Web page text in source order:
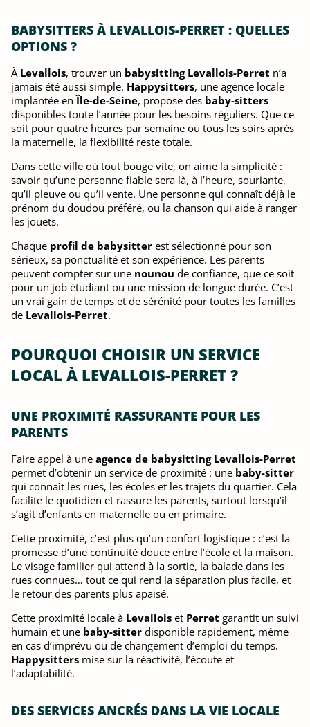
BABYSITTERS À LEVALLOIS-PERRET : QUELLES
OPTIONS ?
À Levallois, trouver un babysitting Levallois-Perret n’a
jamais été aussi simple. Happysitters, une agence locale
implantée enÎle-de-Seine, propose des baby-sitters
disponibles toute l’année pour les besoins réguliers. Que ce
soit pour quatre heures par semaine ou tous les soirs après
la maternelle, la flexibilité reste totale.
Dans cette ville où tout bouge vite, on aime la simplicité :
savoir qu’une personne fiable sera là, à l’heure, souriante,
qu’il pleuve ou qu’il vente. Une personne qui connaît déjà le
prénom du doudou préféré, ou la chanson qui aide à ranger
les jouets.
Chaque profil de babysitter est sélectionné pour son
sérieux, sa ponctualité et son expérience. Les parents
peuvent compter sur une nounou de confiance, que ce soit
pour un job étudiant ou une mission de longue durée. C’est
un vrai gain de temps et de sérénité pour toutes les familles
de Levallois-Perret.
POURQUOI CHOISIR UN SERVICE
LOCAL À LEVALLOIS-PERRET ?
UNE PROXIMITÉ RASSURANTE POUR LES
PARENTS
Faire appel à une agence de babysitting Levallois-Perret
permet d’obtenir un service de proximité : une baby-sitter
qui connaît les rues, les écoles et les trajets du quartier. Cela
facilite le quotidien et rassure les parents, surtout lorsqu’il
s’agit d’enfants en maternelle ou en primaire.
Cette proximité, c’est plus qu’un confort logistique : c’est la
promesse d’une continuité douce entre l’école et la maison.
Le visage familier qui attend à la sortie, la balade dans les
rues connues… tout ce qui rend la séparation plus facile, et
le retour des parents plus apaisé.
Cette proximité locale à Levallois et Perret garantit un suivi
humain et une baby-sitter disponible rapidement, même
en cas d’imprévu ou de changement d’emploi du temps.
Happysitters mise sur la réactivité, l’écoute et
l’adaptabilité.
DES SERVICES ANCRÉS DANS LA VIE LOCALE